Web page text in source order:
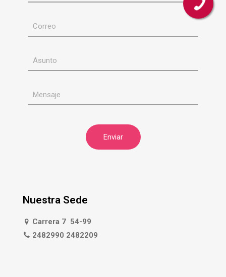
Nuestra Sede
Carrera 7 54-99
2482990 2482209